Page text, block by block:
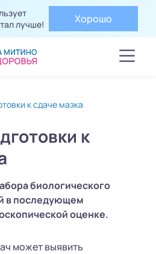
лучше! Хорошо
к сдаче мазка
к
биологического
в последующем
оценке.
может выявить